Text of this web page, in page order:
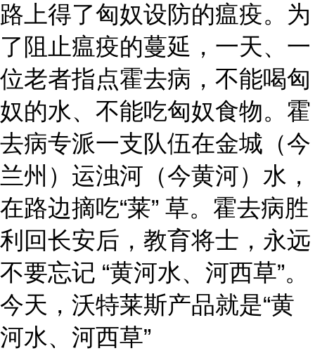
路上得了匈奴设防的瘟疫。为
了阻止瘟疫的蔓延，一天、一
位老者指点霍去病，不能喝匈
奴的水、不能吃匈奴食物。霍
去病专派一支队伍在金城（今
兰州）运浊河（今黄河）水，
在路边摘吃“莱” 草。霍去病胜
利回长安后，教育将士，永远
不要忘记 “黄河水、河西草”。
今天，沃特莱斯产品就是“黄
河水、河西草”